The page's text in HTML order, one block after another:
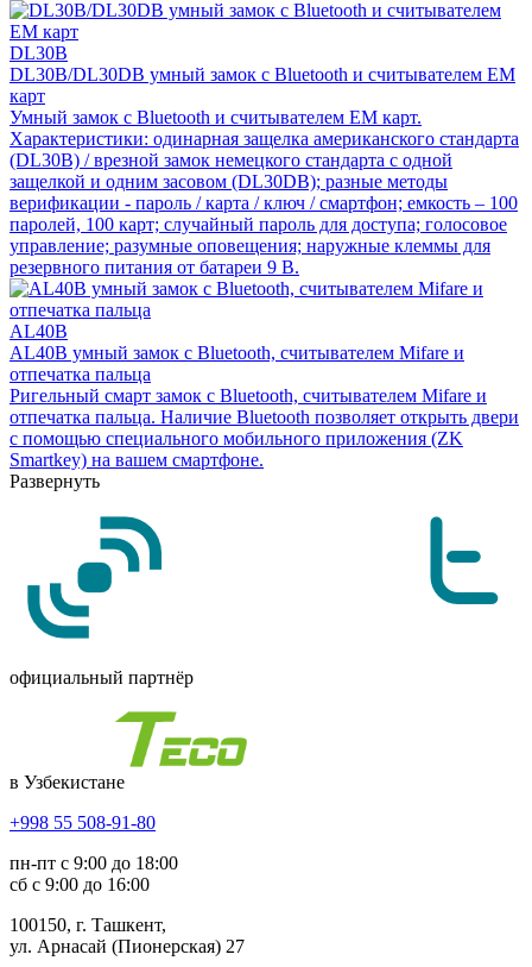
DL30B
DL30B/DL30DB умный замок с Bluetooth и считывателем EM
карт
Умный замок с Bluetooth и считывателем EM карт.
Характеристики: одинарная защелка американского стандарта
(DL30B) / врезной замок немецкого стандарта с одной
защелкой и одним засовом (DL30DB); разные методы
верификации - пароль / карта / ключ / смартфон; емкость – 100
паролей, 100 карт; случайный пароль для доступа; голосовое
управление; разумные оповещения; наружные клеммы для
резервного питания от батареи 9 В.
AL40B
AL40B умный замок с Bluetooth, считывателем Mifare и
отпечатка пальца
Ригельный смарт замок с Bluetooth, считывателем Mifare и
отпечатка пальца. Наличие Bluetooth позволяет открыть двери
с помощью специального мобильного приложения (ZK
Smartkey) на вашем смартфоне.
Развернуть
официальный партнёр
в Узбекистане
+998 55 508-91-80
пн-пт с 9:00 до 18:00
сб с 9:00 до 16:00
100150, г. Ташкент,
ул. Арнасай (Пионерская) 27